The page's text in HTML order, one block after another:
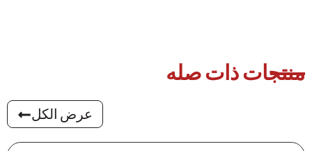
منتجات ذات صله
عرض الكل